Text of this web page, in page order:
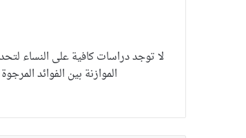
لا توجد دراسات كافية على النساء
الموازنة بين الفوائد